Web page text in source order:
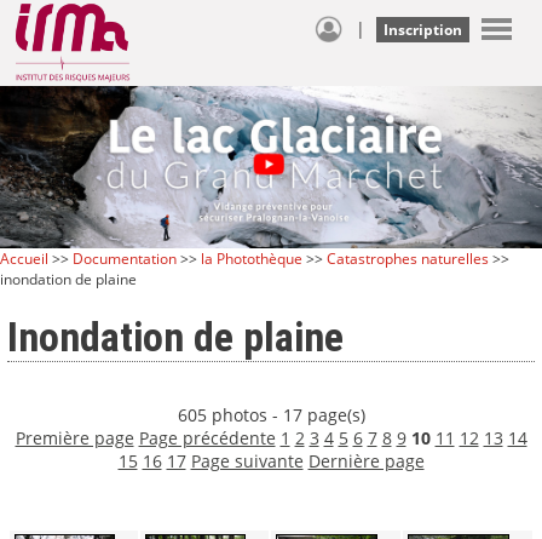
| Inscription
Accueil >> Documentation>> la Photothèque >>Catastrophes naturelles>>
inondation de plaine
Inondation de plaine
605 photos - 17 page(s)
Première page Page précédente 1 2 3 4 5 6 7 8 9 10 11 12 13 14
15 16 17 Page suivante Dernière page